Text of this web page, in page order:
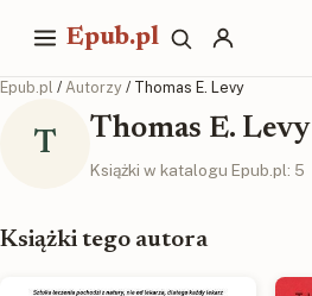
Epub.pl
Epub.pl / Autorzy / Thomas E. Levy
T Thomas E. Levy
Książki w katalogu Epub.pl: 5
Książki tego autora